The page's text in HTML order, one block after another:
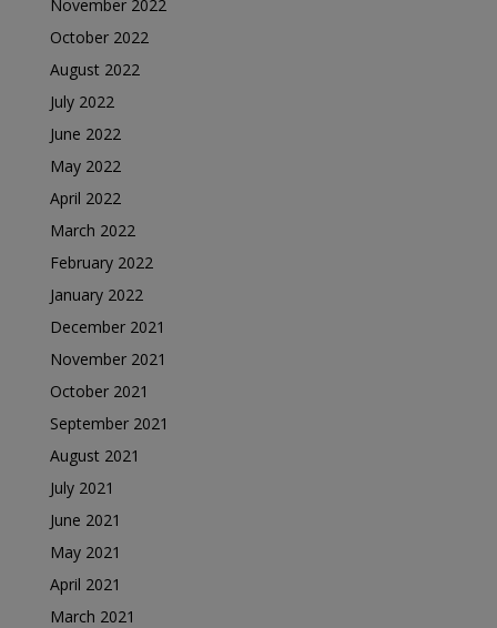
November 2022
October 2022
August 2022
July 2022
June 2022
May 2022
April 2022
March 2022
February 2022
January 2022
December 2021
November 2021
October 2021
September 2021
August 2021
July 2021
June 2021
May 2021
April 2021
March 2021